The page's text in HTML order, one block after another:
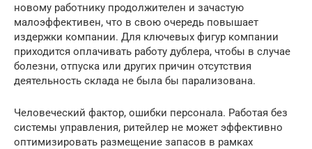
новому работнику продолжителен и зачастую
малоэффективен, что в свою очередь повышает
издержки компании. Для ключевых фигур компании
приходится оплачивать работу дублера, чтобы в случае
болезни, отпуска или других причин отсутствия
деятельность склада не была бы парализована.
Человеческий фактор, ошибки персонала. Работая без
системы управления, ритейлер не может эффективно
оптимизировать размещение запасов в рамках